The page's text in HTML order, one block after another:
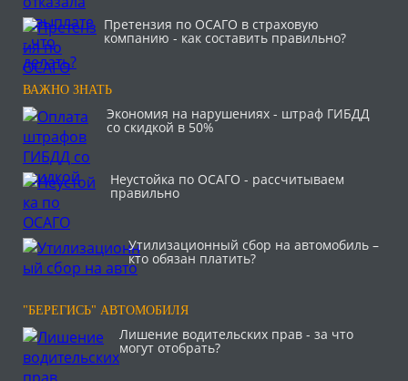
Претензия по ОСАГО в страховую
компанию - как составить правильно?
ВАЖНО ЗНАТЬ
Экономия на нарушениях - штраф ГИБДД
со скидкой в 50%
Неустойка по ОСАГО - рассчитываем
правильно
Утилизационный сбор на автомобиль –
кто обязан платить?
"БЕРЕГИСЬ" АВТОМОБИЛЯ
Лишение водительских прав - за что
могут отобрать?